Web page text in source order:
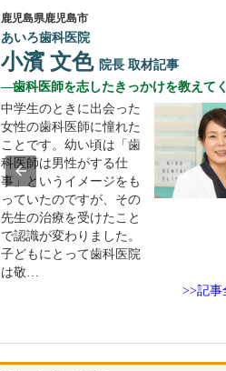
鹿児島県鹿児島市
あいろ歯科医院
小濱 文色 院長 取材記事
歯科医師を志したきっかけを教えてく
中学生のときに出会った
女性の歯科医師に憧れた
ことです。幼い頃は「歯
科医師は男性がする仕
事」というイメージをも
っていたのですが、その
先生の治療を受けたこと
で認識が変わりました。
子どもにとって歯科医院
は敬…
>>記事